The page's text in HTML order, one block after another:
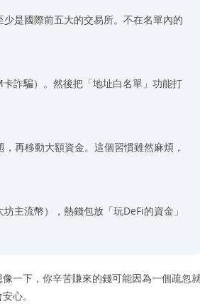
是國際前五大的交易所。不在名單內的
詐騙）。然後把「地址白名單」功能打
再移動大額資金。這個習慣雖然麻煩，
主流幣），熱錢包放「玩DeFi的資金」
一下，你辛苦賺來的錢可能因為一個疏忽
心。